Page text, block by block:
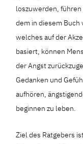
loszuwerden,
dem in diesem
welches auf der
basiert, können
der Angst
Gedanken und
aufhören,
beginnen zu leben.
Ziel des Ratgebers